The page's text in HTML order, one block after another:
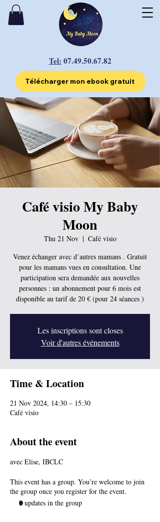
Tel: 07.49.50.67.82
Télécharger mon ebook gratuit
Café visio My Baby
Moon
Thu 21 Nov
  |
Café visio
Venez échanger avec d’autres mamans . Gratuit
pour les mamans vues en consultation. Une
participation sera demandée aux nouvelles
personnes : un abonnement pour 6 mois est
disponible au tarif de 20 € (pour 24 séances )
Les inscriptions sont closes
Voir d'autres événements
Time & Location
21 Nov 2024, 14:30 – 15:30
Café visio
About the event
avec Elise, IBCLC
This event has a group. You’re welcome to join
the group once you register for the event.
2 updates in the group